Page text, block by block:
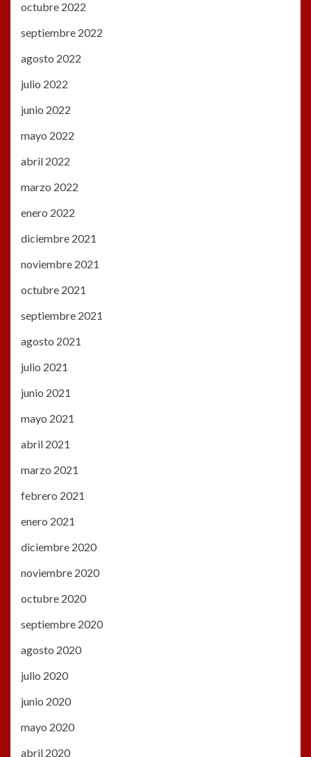
octubre 2022
septiembre 2022
agosto 2022
julio 2022
junio 2022
mayo 2022
abril 2022
marzo 2022
enero 2022
diciembre 2021
noviembre 2021
octubre 2021
septiembre 2021
agosto 2021
julio 2021
junio 2021
mayo 2021
abril 2021
marzo 2021
febrero 2021
enero 2021
diciembre 2020
noviembre 2020
octubre 2020
septiembre 2020
agosto 2020
julio 2020
junio 2020
mayo 2020
abril 2020